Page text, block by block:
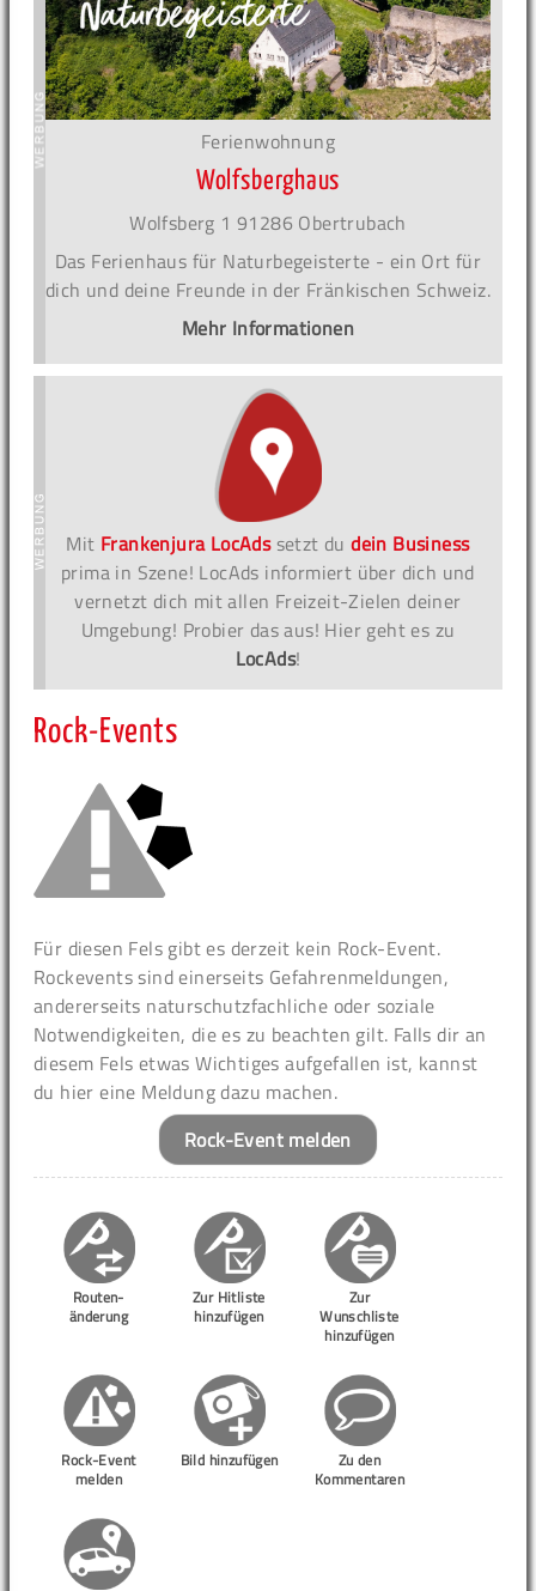
Ferienwohnung
Wolfsberghaus
Wolfsberg 1 91286 Obertrubach
Das Ferienhaus für Naturbegeisterte - ein Ort für
dich und deine Freunde in der Fränkischen Schweiz.
Mehr Informationen
Mit Frankenjura LocAdssetzt dudein Business
prima in Szene! LocAds informiert über dich und
vernetzt dich mit allen Freizeit-Zielen deiner
Umgebung! Probier das aus! Hier geht es zu
LocAds!
Rock-Events
Für diesen Fels gibt es derzeit kein Rock-Event.
Rockevents sind einerseits Gefahrenmeldungen,
andererseits naturschutzfachliche oder soziale
Notwendigkeiten, die es zu beachten gilt. Falls dir an
diesem Fels etwas Wichtiges aufgefallen ist, kannst
du hier eine Meldung dazu machen.
Rock-Event melden
Routen-
änderung
Zur Hitliste
hinzufügen
Zur
Wunschliste
hinzufügen
Rock-Event
melden
Bild hinzufügen
Zu den
Kommentaren